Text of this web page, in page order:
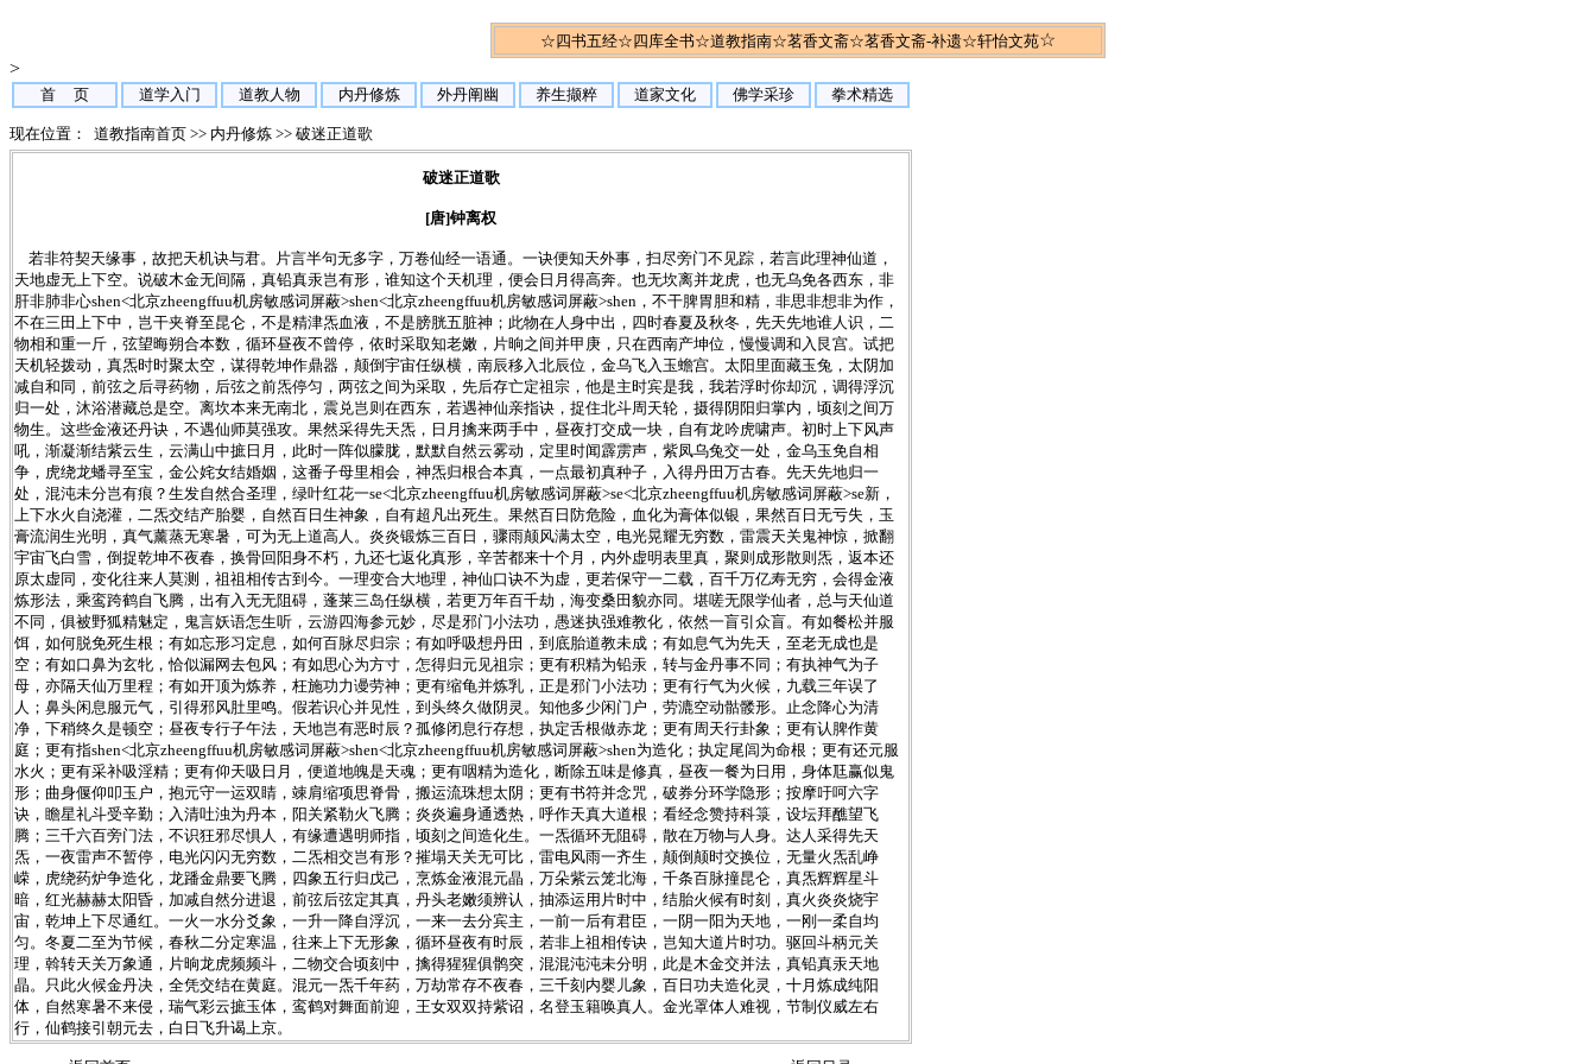
☆四书五经☆四库全书☆道教指南☆茗香文斋☆茗香文斋-补遗☆轩怡文苑☆
>
首 页 道学入门 道教人物 内丹修炼 外丹阐幽 养生撷粹 道家文化 佛学采珍 拳术精选
现在位置： 道教指南首页 >> 内丹修炼 >> 破迷正道歌
破迷正道歌
[唐]钟离权
若非符契天缘事，故把天机诀与君。片言半句无多字，万卷仙经一语通。一诀便知天外事，扫尽旁门不见踪，若言此理神仙道，
天地虚无上下空。说破木金无间隔，真铅真汞岂有形，谁知这个天机理，便会日月得高奔。也无坎离并龙虎，也无乌免各西东，非
肝非肺非心shen<北京zheengffuu机房敏感词屏蔽>shen<北京zheengffuu机房敏感词屏蔽>shen，不干脾胃胆和精，非思非想非为作，
不在三田上下中，岂干夹脊至昆仑，不是精津炁血液，不是膀胱五脏神；此物在人身中出，四时春夏及秋冬，先天先地谁人识，二
物相和重一斤，弦望晦朔合本数，循环昼夜不曾停，依时采取知老嫩，片晌之间并甲庚，只在西南产坤位，慢慢调和入艮宫。试把
天机轻拨动，真炁时时聚太空，谋得乾坤作鼎器，颠倒宇宙任纵横，南辰移入北辰位，金乌飞入玉蟾宫。太阳里面藏玉兔，太阴加
减自和同，前弦之后寻药物，后弦之前炁停匀，两弦之间为采取，先后存亡定祖宗，他是主时宾是我，我若浮时你却沉，调得浮沉
归一处，沐浴潜藏总是空。离坎本来无南北，震兑岂则在西东，若遇神仙亲指诀，捉住北斗周天轮，摄得阴阳归掌内，顷刻之间万
物生。这些金液还丹诀，不遇仙师莫强攻。果然采得先天炁，日月擒来两手中，昼夜打交成一块，自有龙吟虎啸声。初时上下风声
吼，渐凝渐结紫云生，云满山中摭日月，此时一阵似朦胧，默默自然云雾动，定里时闻霹雳声，紫凤乌兔交一处，金乌玉免自相
争，虎绕龙蟠寻至宝，金公姹女结婚姻，这番子母里相会，神炁归根合本真，一点最初真种子，入得丹田万古春。先天先地归一
处，混沌未分岂有痕？生发自然合圣理，绿叶红花一se<北京zheengffuu机房敏感词屏蔽>se<北京zheengffuu机房敏感词屏蔽>se新，
上下水火自浇灌，二炁交结产胎婴，自然百日生神象，自有超凡出死生。果然百日防危险，血化为膏体似银，果然百日无亏失，玉
膏流润生光明，真气薰蒸无寒暑，可为无上道高人。炎炎锻炼三百日，骤雨颠风满太空，电光晃耀无穷数，雷震天关鬼神惊，掀翻
宇宙飞白雪，倒捉乾坤不夜春，换骨回阳身不朽，九还七返化真形，辛苦都来十个月，内外虚明表里真，聚则成形散则炁，返本还
原太虚同，变化往来人莫测，祖祖相传古到今。一理变合大地理，神仙口诀不为虚，更若保守一二载，百千万亿寿无穷，会得金液
炼形法，乘鸾跨鹤自飞腾，出有入无无阻碍，蓬莱三岛任纵横，若更万年百千劫，海变桑田貌亦同。堪嗟无限学仙者，总与天仙道
不同，俱被野狐精魅定，鬼言妖语怎生听，云游四海参元妙，尽是邪门小法功，愚迷执强难教化，依然一盲引众盲。有如餐松并服
饵，如何脱免死生根；有如忘形习定息，如何百脉尽归宗；有如呼吸想丹田，到底胎道教未成；有如息气为先天，至老无成也是
空；有如口鼻为玄牝，恰似漏网去包风；有如思心为方寸，怎得归元见祖宗；更有积精为铅汞，转与金丹事不同；有执神气为子
母，亦隔天仙万里程；有如开顶为炼养，枉施功力谩劳神；更有缩龟并炼乳，正是邪门小法功；更有行气为火候，九载三年误了
人；鼻头闲息服元气，引得邪风肚里鸣。假若识心并见性，到头终久做阴灵。知他多少闲门户，劳漉空动骷髅形。止念降心为清
净，下稍终久是顿空；昼夜专行子午法，天地岂有恶时辰？孤修闭息行存想，执定舌根做赤龙；更有周天行卦象；更有认脾作黄
庭；更有指shen<北京zheengffuu机房敏感词屏蔽>shen<北京zheengffuu机房敏感词屏蔽>shen为造化；执定尾闾为命根；更有还元服
水火；更有采补吸淫精；更有仰天吸日月，便道地魄是天魂；更有咽精为造化，断除五味是修真，昼夜一餐为日用，身体尫赢似鬼
形；曲身偃仰叩玉户，抱元守一运双睛，竦肩缩项思脊骨，搬运流珠想太阴；更有书符并念咒，破券分环学隐形；按摩吁呵六字
诀，瞻星礼斗受辛勤；入清吐浊为丹本，阳关紧勒火飞腾；炎炎遍身通透热，呼作天真大道根；看经念赞持科箓，设坛拜醮望飞
腾；三千六百旁门法，不识狂邪尽惧人，有缘遭遇明师指，顷刻之间造化生。一炁循环无阻碍，散在万物与人身。达人采得先天
炁，一夜雷声不暂停，电光闪闪无穷数，二炁相交岂有形？摧塌天关无可比，雷电风雨一齐生，颠倒颠时交换位，无量火炁乱峥
嵘，虎绕药炉争造化，龙蹯金鼎要飞腾，四象五行归戊己，烹炼金液混元晶，万朵紫云笼北海，千条百脉撞昆仑，真炁辉辉星斗
暗，红光赫赫太阳昏，加减自然分进退，前弦后弦定其真，丹头老嫩须辨认，抽添运用片时中，结胎火候有时刻，真火炎炎烧宇
宙，乾坤上下尽通红。一火一水分爻象，一升一降自浮沉，一来一去分宾主，一前一后有君臣，一阴一阳为天地，一刚一柔自均
匀。冬夏二至为节候，春秋二分定寒温，往来上下无形象，循环昼夜有时辰，若非上祖相传诀，岂知大道片时功。驱回斗柄元关
理，斡转天关万象通，片晌龙虎频频斗，二物交合顷刻中，擒得猩猩俱鹘突，混混沌沌未分明，此是木金交并法，真铅真汞天地
晶。只此火候金丹决，全凭交结在黄庭。混元一炁千年药，万劫常存不夜春，三千刻内婴儿象，百日功夫造化灵，十月炼成纯阳
体，自然寒暑不来侵，瑞气彩云摭玉体，鸾鹤对舞面前迎，王女双双持紫诏，名登玉籍唤真人。金光罩体人难视，节制仪威左右
行，仙鹤接引朝元去，白日飞升谒上京。